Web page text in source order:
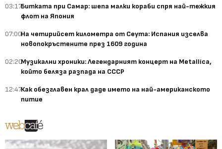
03:17Битката при Самар: шепа малки кораби спря най-тежкия
флот на Япония
07:00На четирийсет километра от Сеута: Испания изселва
новопокръстените през 1609 година
02:20Музикални хроники: Легендарният концерт на Metallica,
който беляза разпада на СССР
12:47Как обезглавен крал даде името на най-американското
питие